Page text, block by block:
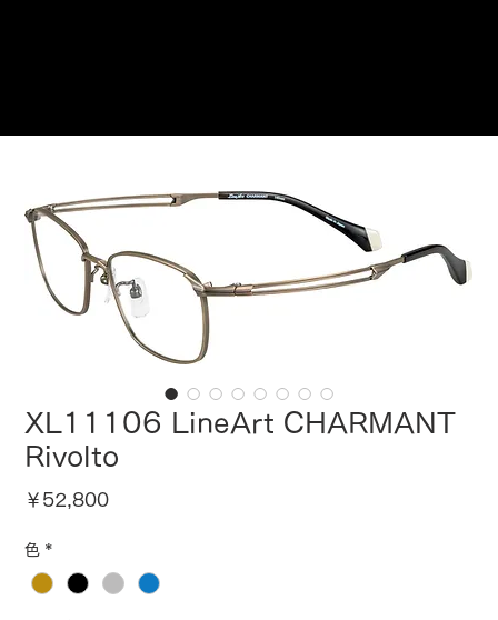
XL11106 LineArt CHARMANT
Rivolto
￥52,800価
色 *